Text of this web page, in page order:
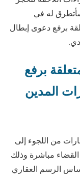
له في
برفع دعوى إبطال
برفع
المدين
من اللجوء إلى
القضاء مباشرة وذلك
الرسم العقاري